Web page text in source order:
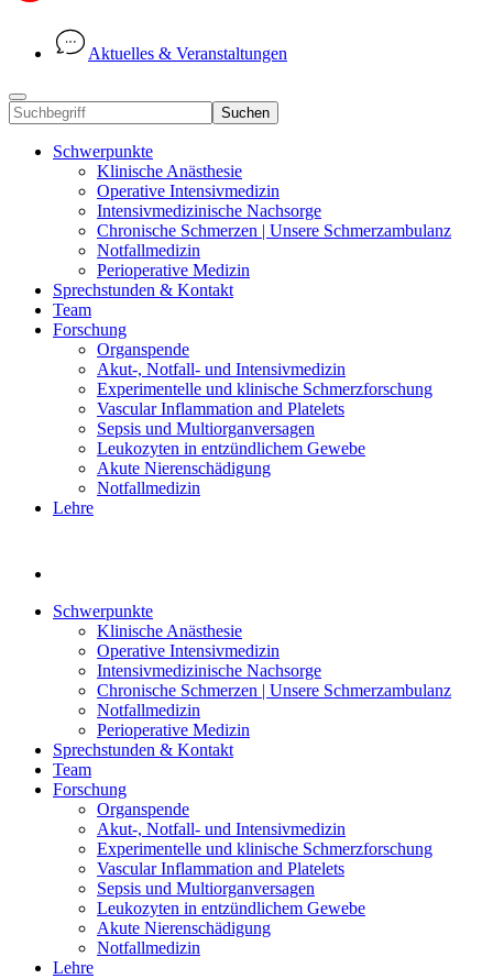
Aktuelles & Veranstaltungen
Suchen
Schwerpunkte
Klinische Anästhesie
Operative Intensivmedizin
Intensivmedizinische Nachsorge
Chronische Schmerzen | Unsere Schmerzambulanz
Notfallmedizin
Perioperative Medizin
Sprechstunden & Kontakt
Team
Forschung
Organspende
Akut-, Notfall- und Intensivmedizin
Experimentelle und klinische Schmerzforschung
Vascular Inflammation and Platelets
Sepsis und Multiorganversagen
Leukozyten in entzündlichem Gewebe
Akute Nierenschädigung
Notfallmedizin
Lehre
Schwerpunkte
Klinische Anästhesie
Operative Intensivmedizin
Intensivmedizinische Nachsorge
Chronische Schmerzen | Unsere Schmerzambulanz
Notfallmedizin
Perioperative Medizin
Sprechstunden & Kontakt
Team
Forschung
Organspende
Akut-, Notfall- und Intensivmedizin
Experimentelle und klinische Schmerzforschung
Vascular Inflammation and Platelets
Sepsis und Multiorganversagen
Leukozyten in entzündlichem Gewebe
Akute Nierenschädigung
Notfallmedizin
Lehre